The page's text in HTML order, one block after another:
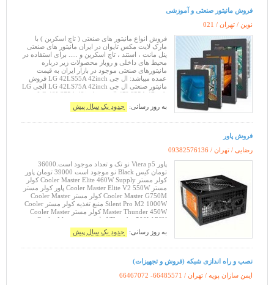
فروش مانیتور صنعتی و آموزشی
نوین / تهران / 021
فروش انواع مانیتور های صنعتی ( تاچ اسکرین ) با
مارک لایت مکس تایوان در ایران مانیتور های صنعتی
پنل مانت ، استند ، تاچ اسکرین و ..... برای استفاده در
محیط های داخلی و روباز محصولات زیر درباره
مانیتورهای صنعتی موجود در بازار ایران به قیمت
عمده میباشد: ال جی LG 42LS55A 42inch فروش
مانیتور صنعتی ال جی LG 42LS75A 42inch الجی LG
47LS55A 47inch ال جی LG 49LS75A 49inch
مانیتور صنعتی ال جی LG 55L
به روز رسانی: حدود یک سال پیش
فروش پاور
رضایی / تهران / 09382576136
پاور Viera p5 نو تک و تعداد موجود است.36000
تومان کیس Black نو موجود است 39000 تومان پاور
کولر مستر Cooler Master Elite 460W Supply کولر
مستر Cooler Master Elite V2 550W پاور کولر مستر
Cooler Master G750M کولر مستر Cooler Master
Silent Pro M2 1000W منبع تغذیه کولر مستر Cooler
Master Thunder 450W کولر مستر Cooler Master
Thunder 500W PSU کولر مستر Cooler Master
Thunder 600 Watts PSU کول
به روز رسانی: حدود یک سال پیش
نصب و راه اندازی شبکه (فروش و تجهیزات)
ایمن سازان پویه / تهران / 66467072 -66485571